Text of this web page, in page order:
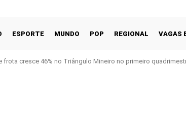
ESPORTE MUNDO POP REGIONAL VAGAS
frota cresce 46% no Triângulo Mineiro no primeiro